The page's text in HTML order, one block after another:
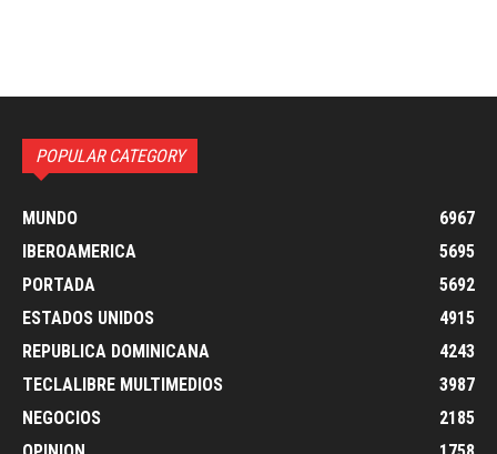
POPULAR CATEGORY
MUNDO
6967
IBEROAMERICA
5695
PORTADA
5692
ESTADOS UNIDOS
4915
REPUBLICA DOMINICANA
4243
TECLALIBRE MULTIMEDIOS
3987
NEGOCIOS
2185